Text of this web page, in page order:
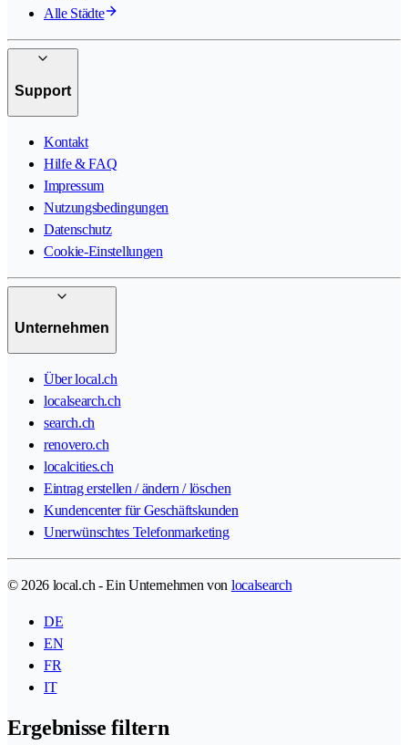
Alle Städte
Support
Kontakt
Hilfe & FAQ
Impressum
Nutzungsbedingungen
Datenschutz
Cookie-Einstellungen
Unternehmen
Über local.ch
localsearch.ch
search.ch
renovero.ch
localcities.ch
Eintrag erstellen / ändern / löschen
Kundencenter für Geschäftskunden
Unerwünschtes Telefonmarketing
© 2026 local.ch - Ein Unternehmen von localsearch
DE
EN
FR
IT
Ergebnisse filtern